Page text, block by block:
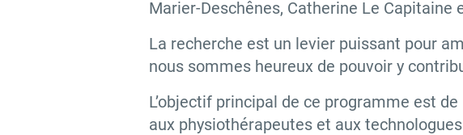
Marier-Deschênes, Catherine Le Capitaine
La recherche est un levier puissant pour
nous sommes heureux de pouvoir y
L’objectif principal de ce programme est
aux physiothérapeutes et aux